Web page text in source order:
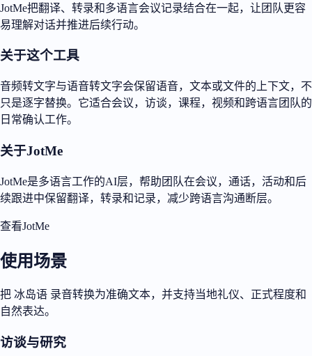
JotMe把翻译、转录和多语言会议记录结合在一起，让团队更容
易理解对话并推进后续行动。
关于这个工具
音频转文字与语音转文字会保留语音，文本或文件的上下文，不
只是逐字替换。它适合会议，访谈，课程，视频和跨语言团队的
日常确认工作。
关于JotMe
JotMe是多语言工作的AI层，帮助团队在会议，通话，活动和后
续跟进中保留翻译，转录和记录，减少跨语言沟通断层。
查看JotMe
使用场景
把 冰岛语 录音转换为准确文本，并支持当地礼仪、正式程度和
自然表达。
访谈与研究